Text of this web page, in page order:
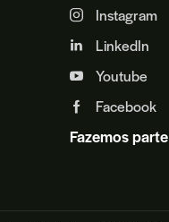
Instagram
LinkedIn
Youtube
Facebook
Fazemos parte